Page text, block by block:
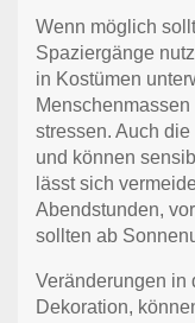
Wenn möglich
Spaziergänge
in Kostümen
stressen. Auch
und können
lässt sich
Abendstunden,
sollten ab
Veränderungen in
Dekoration,